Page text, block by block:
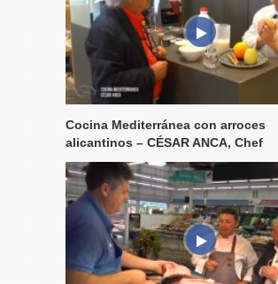
Cocina Mediterránea con arroces
alicantinos – CÉSAR ANCA, Chef